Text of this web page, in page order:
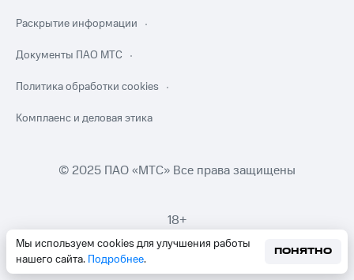
Мы используем cookies для улучшения работы
нашего сайта. Подробнее.
ПОНЯТНО
Раскрытие информации
Документы ПАО МТС
Политика обработки cookies
Комплаенс и деловая этика
© 2025 ПАО «МТС» Все права защищены
18+